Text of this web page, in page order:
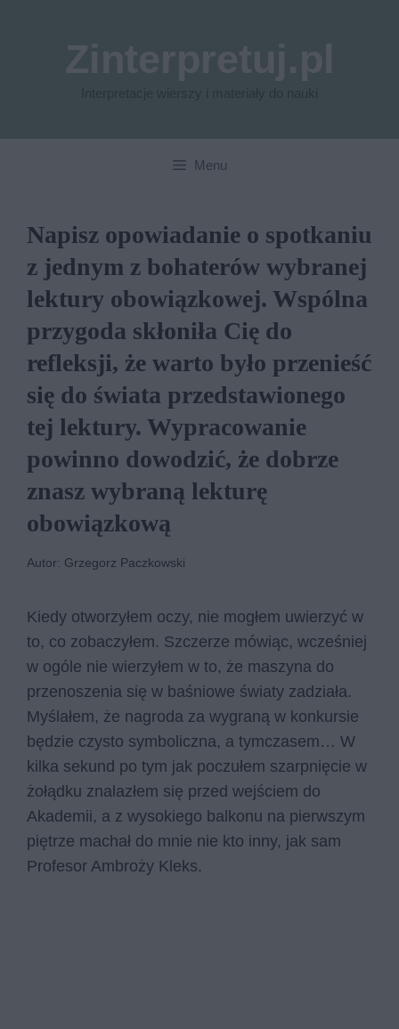
Menu
Napisz opowiadanie o spotkaniu
z jednym z bohaterów wybranej
lektury obowiązkowej. Wspólna
przygoda skłoniła Cię do
refleksji, że warto było przenieść
się do świata przedstawionego
tej lektury. Wypracowanie
powinno dowodzić, że dobrze
znasz wybraną lekturę
obowiązkową
Autor: Grzegorz Paczkowski
Kiedy otworzyłem oczy, nie mogłem uwierzyć w
to, co zobaczyłem. Szczerze mówiąc, wcześniej
w ogóle nie wierzyłem w to, że maszyna do
przenoszenia się w baśniowe światy zadziała.
Myślałem, że nagroda za wygraną w konkursie
będzie czysto symboliczna, a tymczasem… W
kilka sekund po tym jak poczułem szarpnięcie w
żołądku znalazłem się przed wejściem do
Akademii, a z wysokiego balkonu na pierwszym
piętrze machał do mnie nie kto inny, jak sam
Profesor Ambroży Kleks.